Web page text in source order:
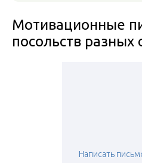
Мотивационные
посольств разных
Написать